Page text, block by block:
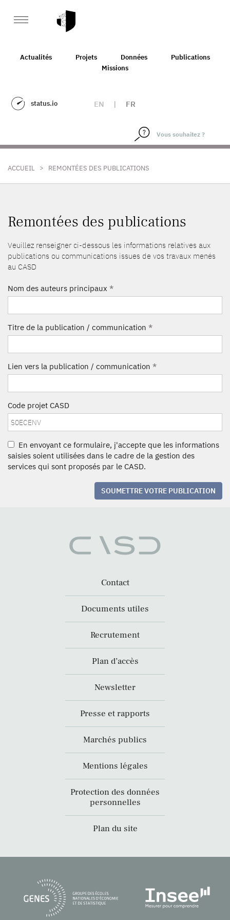
Actualités Projets Données
Publications
Missions
status.io EN | FR
ACCUEIL > REMONTÉES DES PUBLICATIONS
Remontées des publications
Veuillez renseigner ci-dessous les informations relatives aux
publications ou communications issues de vos travaux menés
au CASD
Nom des auteurs principaux *
Titre de la publication / communication *
Lien vers la publication / communication *
Code projet CASD
En envoyant ce formulaire, j'accepte que les informations
saisies soient utilisées dans le cadre de la gestion des
services qui sont proposés par le CASD.
SOUMETTRE VOTRE PUBLICATION
Contact
Documents utiles
Recrutement
Plan d’accès
Newsletter
Presse et rapports
Marchés publics
Mentions légales
Protection des données
personnelles
Plan du site